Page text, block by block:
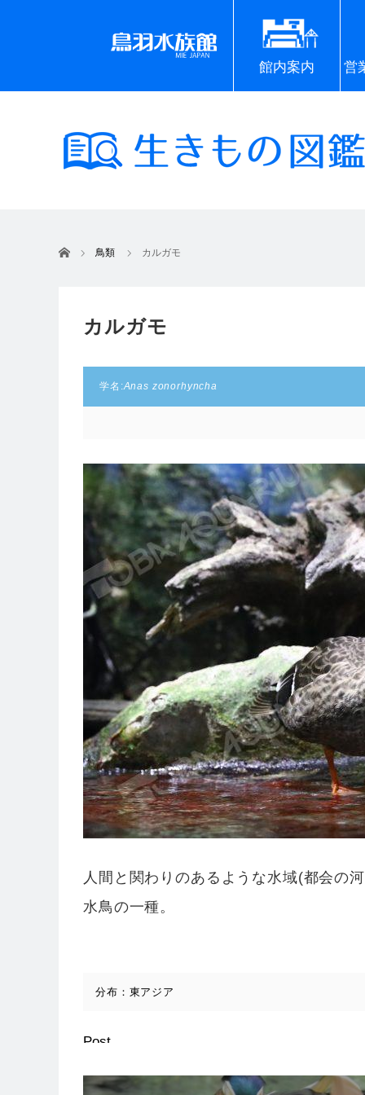
館内案内 営
ホーム 鳥類 カルガモ
カルガモ
学名:Anas zonorhyncha
人間と関わりのあるような水域(都会の
水鳥の一種。
分布：東アジア
Post